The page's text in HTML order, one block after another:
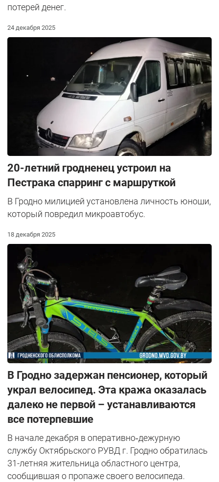
потерей денег.
24 декабря 2025
20-летний гродненец устроил на
Пестрака спарринг с маршруткой
В Гродно милицией установлена личность юноши,
который повредил микроавтобус.
18 декабря 2025
В Гродно задержан пенсионер, который
украл велосипед. Эта кража оказалась
далеко не первой – устанавливаются
все потерпевшие
В начале декабря в оперативно‑дежурную
службу Октябрьского РУВД г. Гродно обратилась
31-летняя жительница областного центра,
сообщившая о пропаже своего велосипеда.